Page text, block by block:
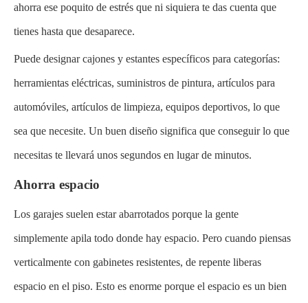
ahorra ese poquito de estrés que ni siquiera te das cuenta que
tienes hasta que desaparece.
Puede designar cajones y estantes específicos para categorías:
herramientas eléctricas, suministros de pintura, artículos para
automóviles, artículos de limpieza, equipos deportivos, lo que
sea que necesite. Un buen diseño significa que conseguir lo que
necesitas te llevará unos segundos en lugar de minutos.
Ahorra espacio
Los garajes suelen estar abarrotados porque la gente
simplemente apila todo donde hay espacio. Pero cuando piensas
verticalmente con gabinetes resistentes, de repente liberas
espacio en el piso. Esto es enorme porque el espacio es un bien